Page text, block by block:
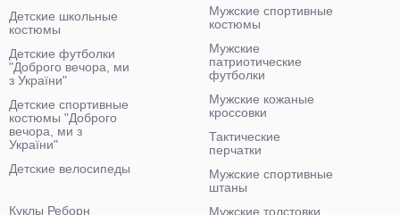
Детские школьные
костюмы
Детские футболки
"Доброго вечора, ми
з України"
Детские спортивные
костюмы "Доброго
вечора, ми з
України"
Детские велосипеды
Мужские спортивные
костюмы
Мужские
патриотические
футболки
Мужские кожаные
кроссовки
Тактические
перчатки
Мужские спортивные
штаны
Мужские толстовки
Куклы Реборн